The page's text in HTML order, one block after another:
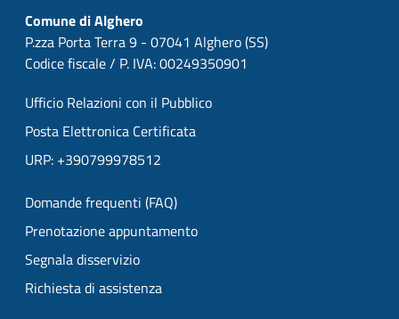
Comune di Alghero
P.zza Porta Terra 9 - 07041 Alghero (SS)
Codice fiscale / P. IVA: 00249350901
Ufficio Relazioni con il Pubblico
Posta Elettronica Certificata
URP: +390799978512
Domande frequenti (FAQ)
Prenotazione appuntamento
Segnala disservizio
Richiesta di assistenza